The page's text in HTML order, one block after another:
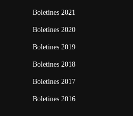
Boletines 2021
Boletines 2020
Boletines 2019
Boletines 2018
Boletines 2017
Boletines 2016